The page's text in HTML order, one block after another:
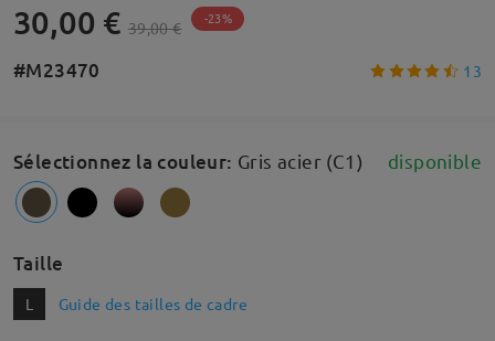
30,00 € 39,00 € -23%
#M23470 13
Sélectionnez la couleur: Gris acier (C1) disponible
Taille
L Guide des tailles de cadre